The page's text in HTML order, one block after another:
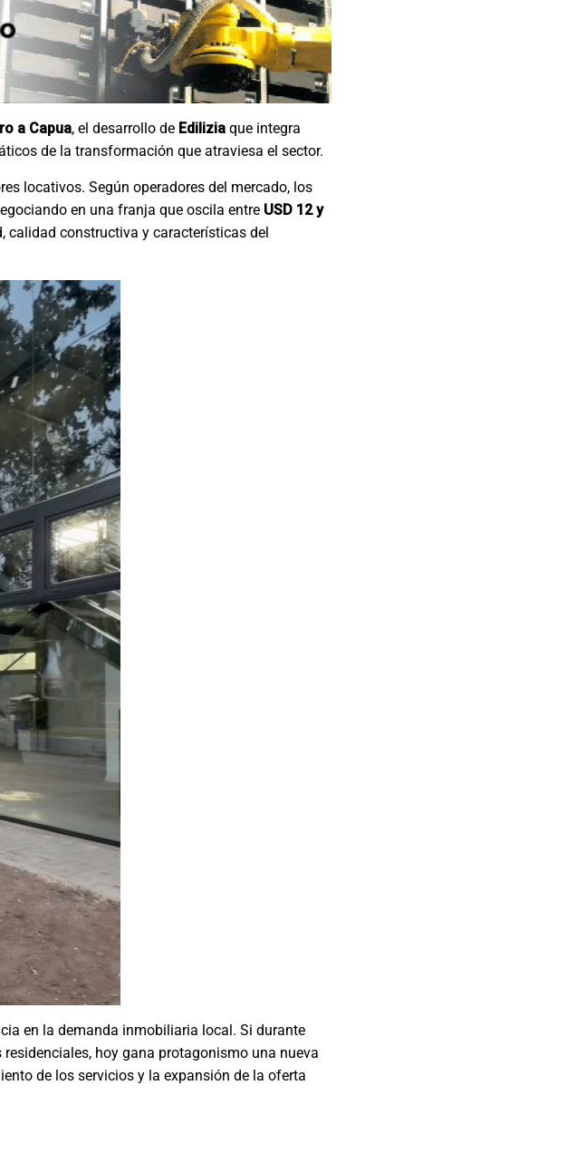
a Capua, el desarrollo de Edilizia que integra
de la transformación que atraviesa el sector.
locativos. Según operadores del mercado, los
en una franja que oscila entre USD 12 y
calidad constructiva y características del
en la demanda inmobiliaria local. Si durante
hoy gana protagonismo una nueva
de los servicios y la expansión de la oferta